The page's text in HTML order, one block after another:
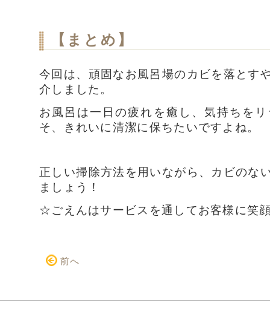
【まとめ】
今回は、頑固なお風呂場のカビを落とす
介しました。
お風呂は一日の疲れを癒し、気持ちを
そ、きれいに清潔に保ちたいですよね。
正しい掃除方法を用いながら、カビのな
ましょう！
☆ごえんはサービスを通してお客様に笑
前へ